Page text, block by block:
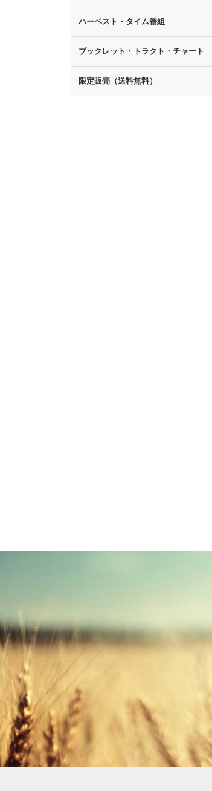
ハーベスト・タイム番組
ブックレット・トラクト・チャート
限定販売（送料無料）